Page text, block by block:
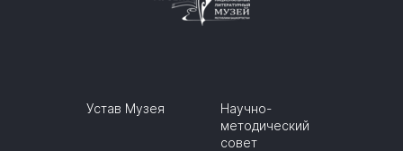
Устав Музея
Научно-
методический
совет